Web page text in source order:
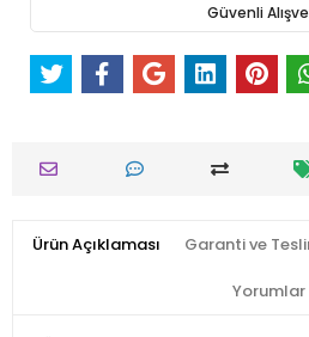
Güvenli
Ürün Açıklaması Garanti ve
Yorumlar